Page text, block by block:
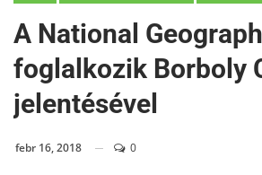
A National
foglalkozik Borboly
jelentésével
febr 16, 2018 0